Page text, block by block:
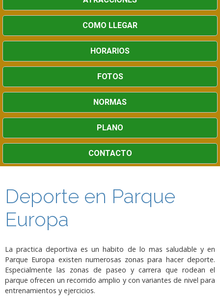
COMO LLEGAR
HORARIOS
FOTOS
NORMAS
PLANO
CONTACTO
Deporte en Parque
Europa
La practica deportiva es un habito de lo mas saludable y en
Parque Europa existen numerosas zonas para hacer deporte.
Especialmente las zonas de paseo y carrera que rodean el
parque ofrecen un recorrido amplio y con variantes de nivel para
entrenamientos y ejercicios.